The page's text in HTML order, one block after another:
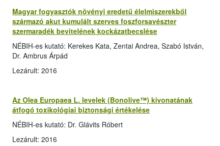
Magyar fogyasztók növényi eredetű élelmiszerekből
származó akut kumulált szerves foszforsavészter
szermaradék bevitelének kockázatbecslése
NÉBIH-es kutató: Kerekes Kata, Zentai Andrea, Szabó István,
Dr. Ambrus Árpád
Lezárult: 2016
Az Olea Europaea L. levelek (Bonolive™) kivonatának
átfogó toxikológiai biztonsági értékelése
NÉBIH-es kutató: Dr. Glávits Róbert
Lezárult: 2016